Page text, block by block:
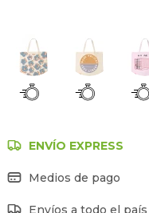
ENVÍO EXPRESS
Medios de pago
Envíos a todo el país